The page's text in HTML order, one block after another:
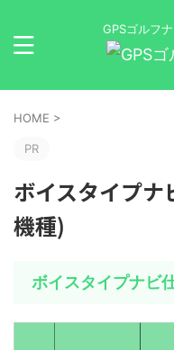
GPSゴルフ
HOME >
PR
ボイスタイプ
機種)
ボイスタイプナビ